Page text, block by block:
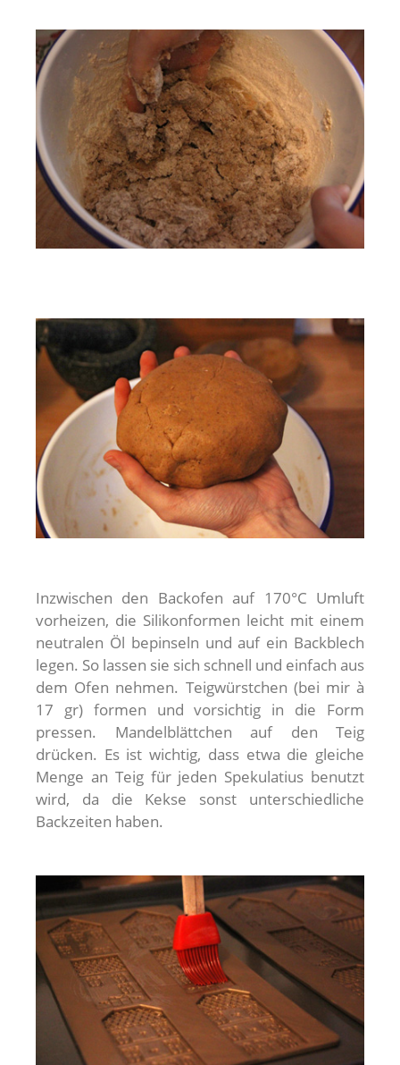
Inzwischen den Backofen auf 170°C Umluft
vorheizen, die Silikonformen leicht mit einem
neutralen Öl bepinseln und auf ein Backblech
legen. So lassen sie sich schnell und einfach aus
dem Ofen nehmen. Teigwürstchen (bei mir à
17 gr) formen und vorsichtig in die Form
pressen. Mandelblättchen auf den Teig
drücken. Es ist wichtig, dass etwa die gleiche
Menge an Teig für jeden Spekulatius benutzt
wird, da die Kekse sonst unterschiedliche
Backzeiten haben.